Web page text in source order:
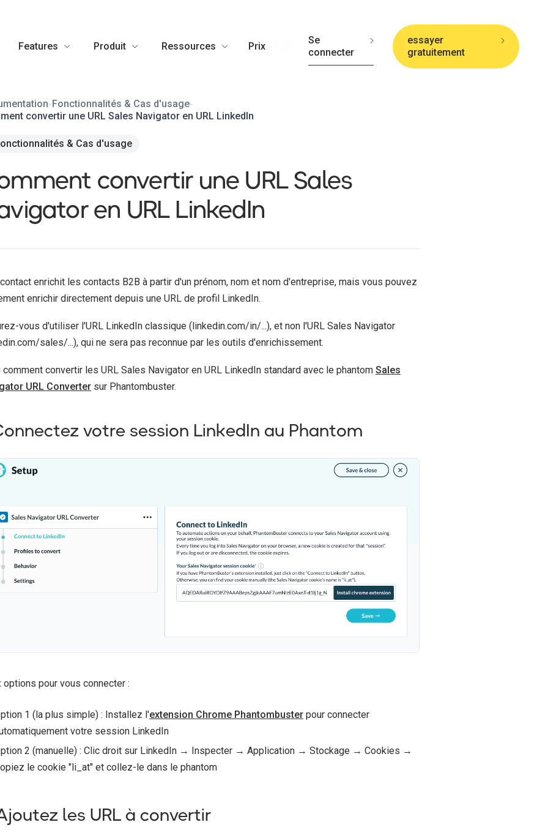
Features Produit Ressources Prix
Se
connecter
essayer
gratuitement
▸ Fonctionnalités & Cas d'usage▸
convertir une URL Sales Navigator en URL LinkedIn
& Cas d'usage
convertir une URL Sales
en URL LinkedIn
enrichit les contacts B2B à partir d'un prénom, nom et nom d'entreprise, mais vous pouvez
enrichir directement depuis une URL de profil LinkedIn.
vous d'utiliser l'URL LinkedIn classique (linkedin.com/in/...), et non l'URL Sales Navigator
sales/...), qui ne sera pas reconnue par les outils d'enrichissement.
comment convertir les URL Sales Navigator en URL LinkedIn standard avec le phantom Sales
URL Converter sur Phantombuster.
votre session LinkedIn au Phantom
options pour vous connecter :
1 (la plus simple) : Installez l'extension Chrome Phantombuster pour connecter
votre session LinkedIn
2 (manuelle) : Clic droit sur LinkedIn → Inspecter → Application → Stockage → Cookies →
le cookie "li_at" et collez-le dans le phantom
les URL à convertir